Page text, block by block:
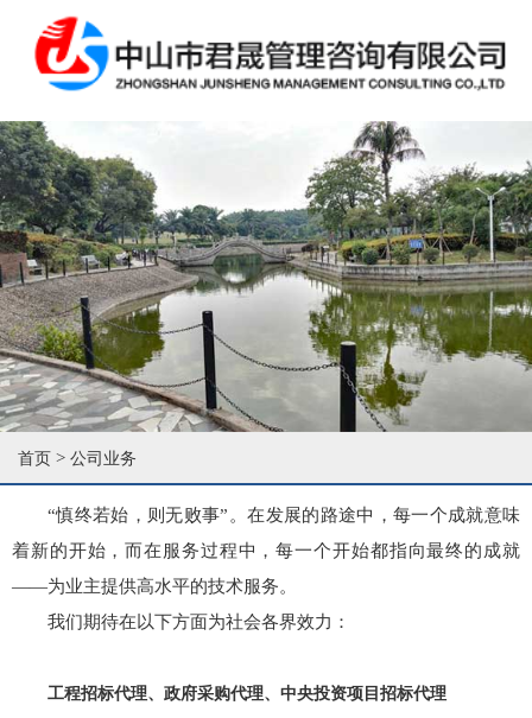
首页 > 公司业务
“慎终若始，则无败事”。在发展的路途中，每一个成就意味
着新的开始，而在服务过程中，每一个开始都指向最终的成就
——为业主提供高水平的技术服务。
我们期待在以下方面为社会各界效力：
工程招标代理、政府采购代理、中央投资项目招标代理